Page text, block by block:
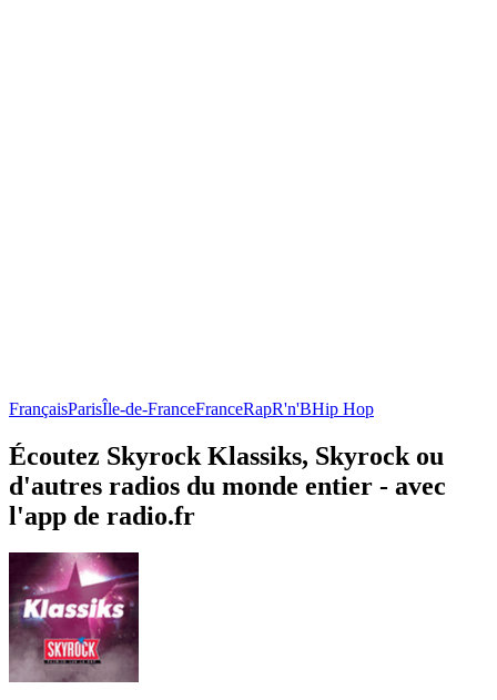
FrançaisParisÎle-de-FranceFranceRapR'n'BHip Hop
Écoutez Skyrock Klassiks, Skyrock ou
d'autres radios du monde entier - avec
l'app de radio.fr